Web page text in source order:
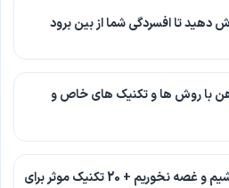
دهید تا افسردگی شما از بین برود
با روش ها و تکنیک های خاص و
چگونه شاد باشیم و غصه نخوریم + 20 تکنیک موثر برای